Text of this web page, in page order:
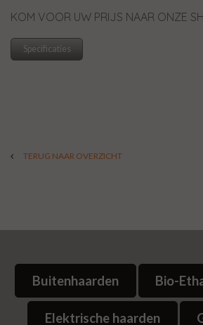
KOM VOOR UW PRIJS NAAR ONZE
Specificaties
TERUG NAAR OVERZICHT
Buitenhaarden Bio-
Elektrische haarden